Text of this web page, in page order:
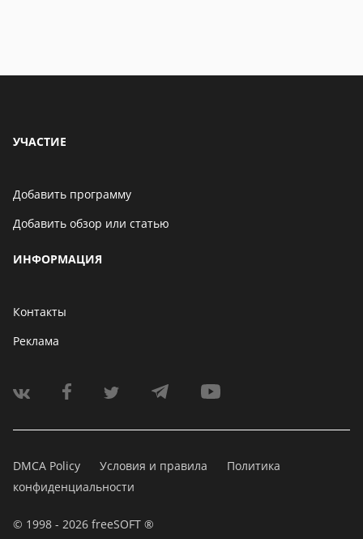
УЧАСТИЕ
Добавить программу
Добавить обзор или статью
ИНФОРМАЦИЯ
Контакты
Реклама
DMCA Policy Условия и правила
Политика
конфиденциальности
© 1998 - 2026 freeSOFT ®